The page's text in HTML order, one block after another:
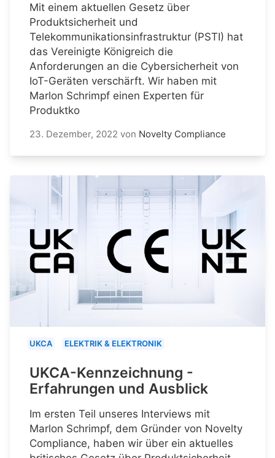
Mit einem aktuellen Gesetz über
Produktsicherheit und
Telekommunikationsinfrastruktur (PSTI) hat
das Vereinigte Königreich die
Anforderungen an die Cybersicherheit von
IoT-Geräten verschärft. Wir haben mit
Marlon Schrimpf einen Experten für
Produktko
23. Dezember, 2022 von Novelty Compliance
UKCA ELEKTRIK & ELEKTRONIK
UKCA-Kennzeichnung -
Erfahrungen und Ausblick
Im ersten Teil unseres Interviews mit
Marlon Schrimpf, dem Gründer von Novelty
Compliance, haben wir über ein aktuelles